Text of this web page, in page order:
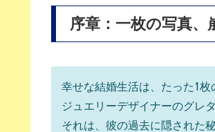
序章：一枚の写真、
幸せな結婚生活は、たった1枚
ジュエリーデザイナーのグレ
それは、彼の過去に隠された